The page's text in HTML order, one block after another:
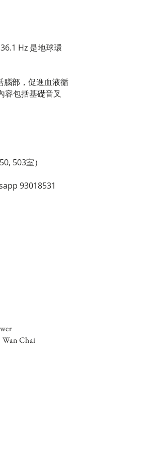
Hz 是地球環
腦部，促進血液循
容包括基礎音叉
503室）
93018531
​Wan Chai